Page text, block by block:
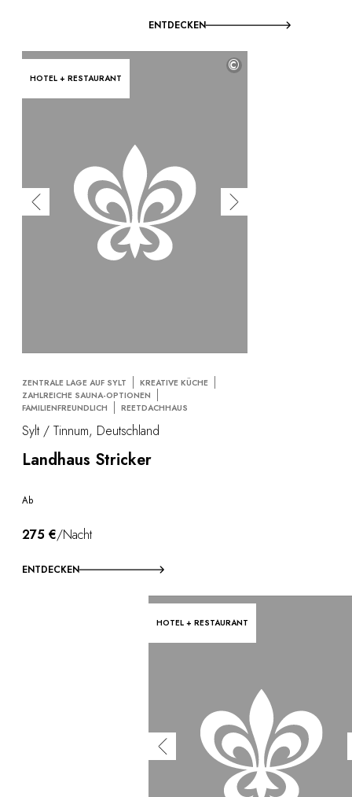
ENTDECKEN
HOTEL + RESTAURANT
©
ZENTRALE LAGE AUF SYLT
KREATIVE KÜCHE
ZAHLREICHE SAUNA-OPTIONEN
FAMILIENFREUNDLICH
REETDACHHAUS
Sylt / Tinnum, Deutschland
Landhaus Stricker
Ab
275 €/Nacht
ENTDECKEN
HOTEL + RESTAURANT